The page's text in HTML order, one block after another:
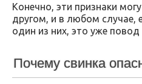
Конечно, эти признаки
другом, и в любом случае,
один из них, это уже
Почему свинка